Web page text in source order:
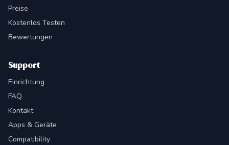
Preise
Kostenlos Testen
Bewertungen
Support
Einrichtung
FAQ
Kontakt
Apps & Geräte
Compatibility